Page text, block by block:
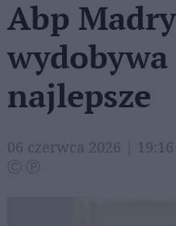
Abp
najlepsze
06 czerwca 2026 |
Ⓒ Ⓟ